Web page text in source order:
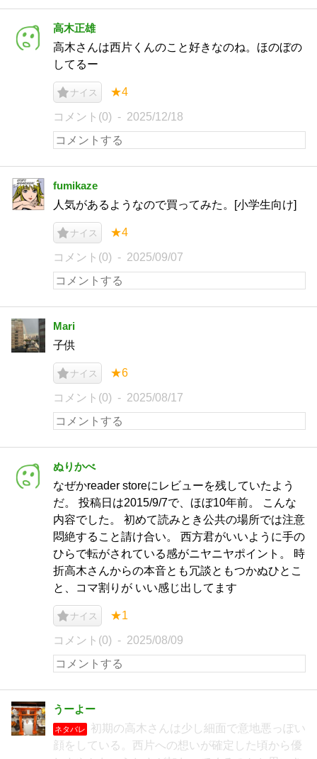
高木正雄
高木さんは西片くんのこと好きなのね。ほのぼの
してるー
ナイス ★4
コメント(0) 2025/12/18
fumikaze
人気があるようなので買ってみた。[小学生向け]
ナイス ★4
コメント(0) 2025/09/07
Mari
子供
ナイス ★6
コメント(0) 2025/08/17
ぬりかべ
なぜかreader storeにレビューを残していたよう
だ。 投稿日は2015/9/7で、ほぼ10年前。 こんな
内容でした。 初めて読みとき公共の場所では注意
悶絶すること請け合い。 西方君がいいように手の
ひらで転がされている感がニヤニヤポイント。 時
折高木さんからの本音とも冗談ともつかぬひとこ
と、コマ割りが いい感じ出してます
ナイス ★1
コメント(0) 2025/08/09
うーよー
ネタバレ
初期の高木さんは少し細面で意地悪っぽい
顔をしている。西片への想いが確定した頃から優